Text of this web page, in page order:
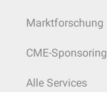
Marktforschung
CME-Sponsoring
Alle Services